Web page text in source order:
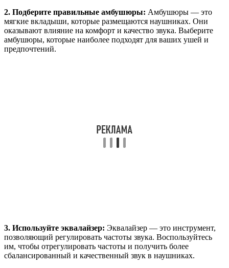
2. Подберите правильные амбушюры: Амбушюры — это
мягкие вкладыши, которые размещаются наушниках. Они
оказывают влияние на комфорт и качество звука. Выберите
амбушюры, которые наиболее подходят для ваших ушей и
предпочтений.
3. Используйте эквалайзер: Эквалайзер — это инструмент,
позволяющий регулировать частоты звука. Воспользуйтесь
им, чтобы отрегулировать частоты и получить более
сбалансированный и качественный звук в наушниках.